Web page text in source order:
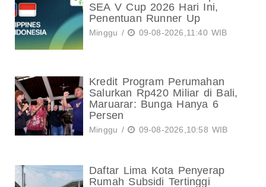
SEA V Cup 2026 Hari Ini,
Penentuan Runner Up
Minggu / 09-08-2026,11:40 WIB
Kredit Program Perumahan
Salurkan Rp420 Miliar di Bali,
Maruarar: Bunga Hanya 6
Persen
Minggu / 09-08-2026,10:58 WIB
Daftar Lima Kota Penyerap
Rumah Subsidi Tertinggi